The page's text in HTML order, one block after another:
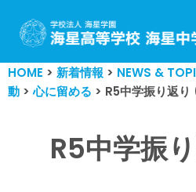
コ
ン
テ
ン
HOME > 新着情報 > NEWS &
動 >心に留める > R5中学振り返
R5中学振